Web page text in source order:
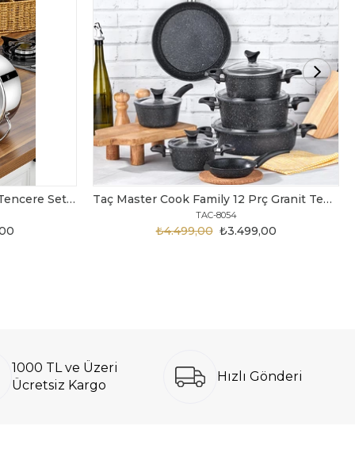
Taç Bengü Pro 8 Parça Çelik Tencere Seti Metal Sap Taç Master Cook Family 12 Prç Granit Tencere Seti Siyah
TAC-8054
₺3.499,00
₺4.499,00
1000 TL ve Üzeri
Ücretsiz Kargo
Hızlı Gönderi